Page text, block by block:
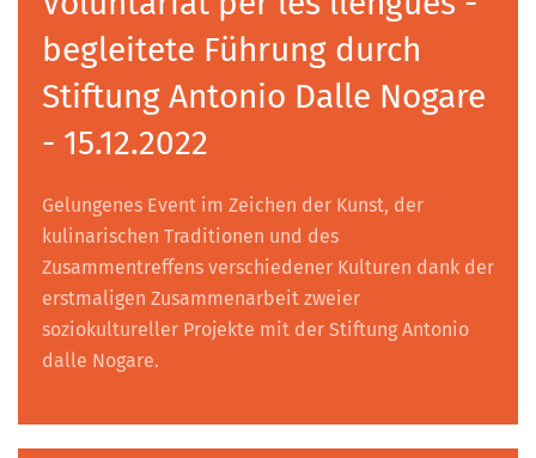
begleitete Führung durch
Stiftung Antonio Dalle Nogare
- 15.12.2022
Gelungenes Event im Zeichen der Kunst, der
kulinarischen Traditionen und des
Zusammentreffens verschiedener Kulturen dank der
erstmaligen Zusammenarbeit zweier
soziokultureller Projekte mit der Stiftung Antonio
dalle Nogare.